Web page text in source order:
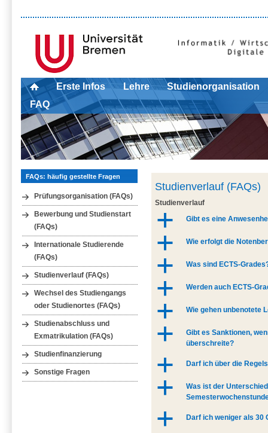
Erste Infos Lehre
Studienorganisation
FAQ
FAQs: häufig gestellte Fragen
Prüfungsorganisation (FAQs)
Bewerbung und Studienstart
(FAQs)
Internationale Studierende
(FAQs)
Studienverlauf (FAQs)
Wechsel des Studiengangs
oder Studienortes (FAQs)
Studienabschluss und
Exmatrikulation (FAQs)
Studienfinanzierung
Sonstige Fragen
Studienverlauf (FAQs)
Studienverlauf
a Gibt es eine
a Wie erfolgt die
a Was sind ECTS-
a Werden auch ECTS-
a Wie gehen unbenotete
a
Gibt es Sanktionen,
überschreite?
a Darf ich über die
a
Was ist der
a Darf ich weniger als 30